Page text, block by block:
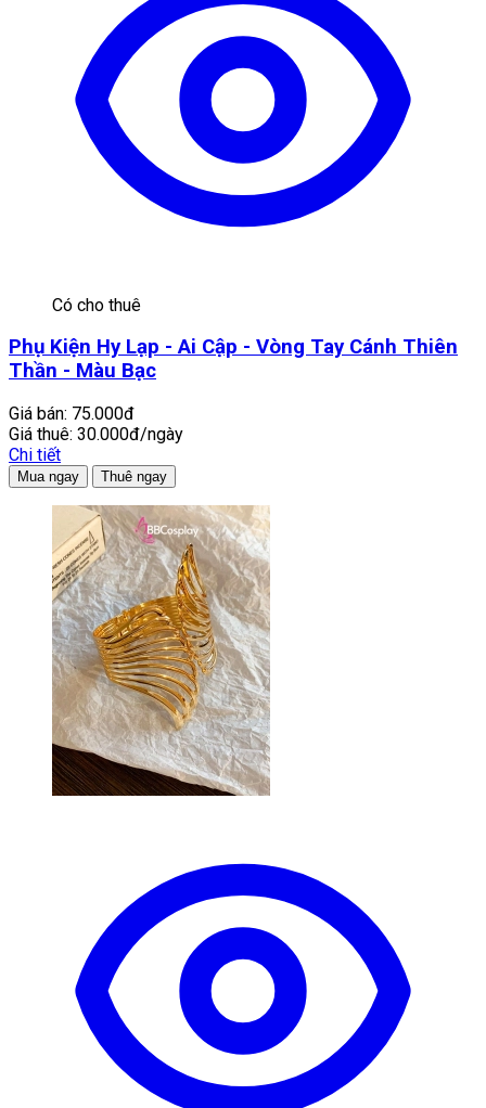
Có cho thuê
Phụ Kiện Hy Lạp - Ai Cập - Vòng Tay Cánh Thiên
Thần - Màu Bạc
Giá bán: 75.000đ
Giá thuê: 30.000đ/ngày
Chi tiết
Mua ngay Thuê ngay